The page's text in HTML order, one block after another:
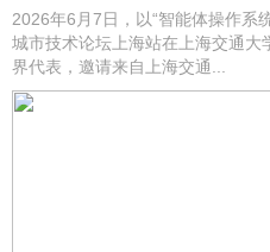
2026年6月7日，以“智能体操作系
城市技术论坛上海站在上海交通大
界代表，邀请来自上海交通...